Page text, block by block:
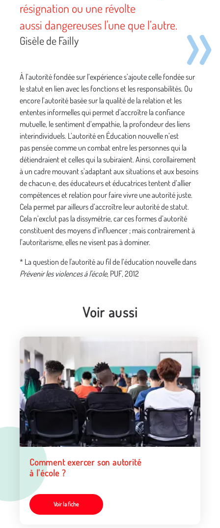
résignation ou une révolte
aussi dangereuses l'une que l’autre.
Gisèle de Failly
À l’autorité fondée sur l’expérience s’ajoute celle fondée sur
le statut en lien avec les fonctions et les responsabilités. Ou
encore l’autorité basée sur la qualité de la relation et les
ententes informelles qui permet d’accroître la confiance
mutuelle, le sentiment d’empathie, la profondeur des liens
interindividuels. L’autorité en Éducation nouvelle n’est
pas pensée comme un combat entre les personnes qui la
détiendraient et celles qui la subiraient. Ainsi, corollairement
à un cadre mouvant s’adaptant aux situations et aux besoins
de chacun·e, des éducateurs et éducatrices tentent d’allier
compétences et relation pour faire vivre une autorité juste.
Cela permet par ailleurs d’accroître leur autorité de statut.
Cela n’exclut pas la dissymétrie, car ces formes d’autorité
constituent des moyens d’influencer ; mais contrairement à
l’autoritarisme, elles ne visent pas à dominer.
* La question de l'autorité au fil de l’éducation nouvelle dans
Prévenir les violences à l'école, PUF, 2012
Voir aussi
Comment exercer son autorité
à l'école ?
Voir la fiche